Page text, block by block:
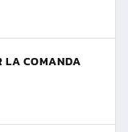
LA COMANDA